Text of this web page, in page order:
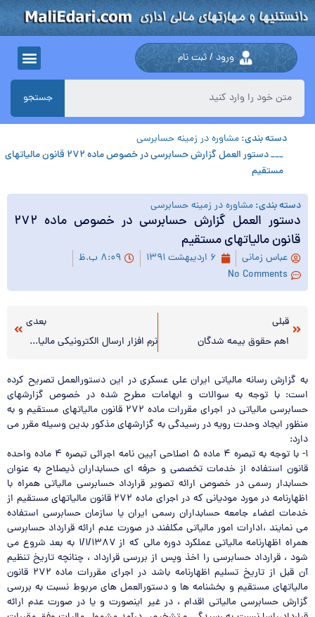
ورود / ثبت نام
جستجو
دسته بندی:مشاوره در زمینه حسابرسی
___ دستور العمل گزارش حسابرسی در خصوص ماده ۲۷۲ قانون مالیاتهای
مستقیم
دسته بندی:مشاوره در زمینه حسابرسی
دستور العمل گزارش حسابرسی در خصوص ماده ۲۷۲
قانون مالیاتهای مستقیم
عباس زمانی ۶ اردیبهشت ۱۳۹۱
۸:۰۹ ب.ظ
No Comments
قبلی
اهم حقوق بیمه شدگان
بعدی
نرم افزار ارسال الکترونیکی مالیات بر درآمد حقوق
به گزارش رسانه مالياتي ايران علي عسكري در اين دستورالعمل تصريح كرده
است: با توجه به سوالات و ابهامات مطرح شده در خصوص گزارشهاي
حسابرسي مالياتي در اجراي مقررات ماده ۲۷۲ قانون مالياتهاي مستقيم و به
منظور ايجاد وحدت رويه در رسيدگي به گزارشهاي مذكور بدين وسيله مقرر مي
دارد:
۱- با توجه به تبصره ۴ ماده ۵ اصلاحي آيين نامه اجرائي تبصره ۴ ماده واحده
قانون استفاده از خدمات تخصصي و حرفه اي حسابداران ذيصلاح به عنوان
حسابدار رسمي در خصوص ارائه تصوير قرارداد حسابرسي مالياتي همراه با
اظهارنامه در مورد مودياني كه در اجراي ماده ۲۷۲ قانون مالياتهاي مستقيم از
خدمات اعضاء جامعه حسابداران رسمي ايران يا سازمان حسابرسي استفاده
مي نمايند ،ادارات امور مالياتي مكلفند در صورت عدم ارائه قرارداد حسابرسي
همراه اظهارنامه مالياتي عملكرد دوره مالي كه از ۱/۱/۱۳۸۷ به بعد شروع مي
شود ، قرارداد حسابرسي را اخذ وپس از بررسي قرارداد ، چنانچه تاريخ تنظيم
آن قبل از تاريخ تسليم اظهارنامه باشد در اجراي مقررات ماده ۲۷۲ قانون
مالياتهاي مستقيم و بخشنامه ها و دستورالعمل هاي مربوط نسبت به بررسي
گزارش حسابرسي مالياتي اقدام ، در غير اينصورت و يا در صورت عدم ارائه